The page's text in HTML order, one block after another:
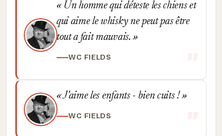
Un homme qui déteste les chiens et
qui aime le whisky ne peut pas être
tout a fait mauvais.
WC FIELDS
J'aime les enfants - bien cuits !
WC FIELDS